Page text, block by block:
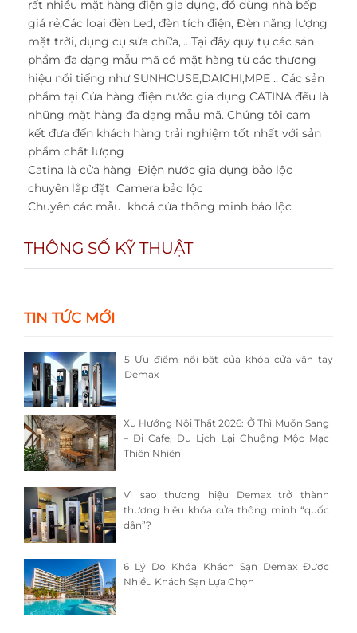
rất nhiều mặt hàng điện gia dụng, đồ dùng nhà bếp
giá rẻ,Các loại đèn Led, đèn tích điện, Đèn năng lượng
mặt trời, dụng cụ sửa chữa,... Tại đây quy tụ các sản
phẩm đa dạng mẫu mã có mặt hàng từ các thương
hiệu nổi tiếng như SUNHOUSE,DAICHI,MPE .. Các sản
phẩm tại Cửa hàng điện nước gia dụng CATINA đều là
những mặt hàng đa dạng mẫu mã. Chúng tôi cam
kết đưa đến khách hàng trải nghiệm tốt nhất với sản
phẩm chất lượng
Catina là cửa hàng Điện nước gia dụng bảo lộc
chuyên lắp đặt Camera bảo lộc
Chuyên các mẫu khoá cửa thông minh bảo lộc
THÔNG SỐ KỸ THUẬT
TIN TỨC MỚI
5 Ưu điểm nổi bật của khóa cửa vân tay
Demax
Xu Hướng Nội Thất 2026: Ở Thì Muốn Sang
– Đi Cafe, Du Lịch Lại Chuộng Mộc Mạc
Thiên Nhiên
Vì sao thương hiệu Demax trở thành
thương hiệu khóa cửa thông minh “quốc
dân”?
6 Lý Do Khóa Khách Sạn Demax Được
Nhiều Khách Sạn Lựa Chọn